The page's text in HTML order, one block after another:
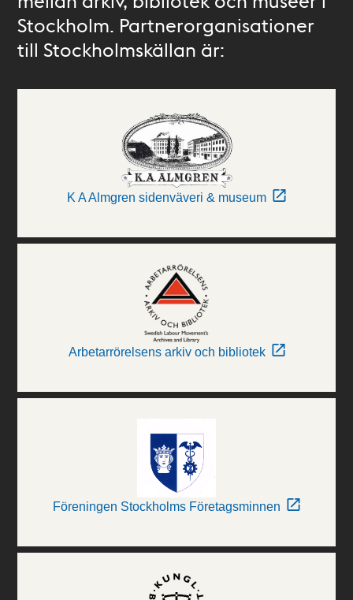
Stockholm. Partnerorganisationer
till Stockholmskällan är:
K A Almgren sidenväveri & museum
Arbetarrörelsens arkiv och bibliotek
Föreningen Stockholms Företagsminnen